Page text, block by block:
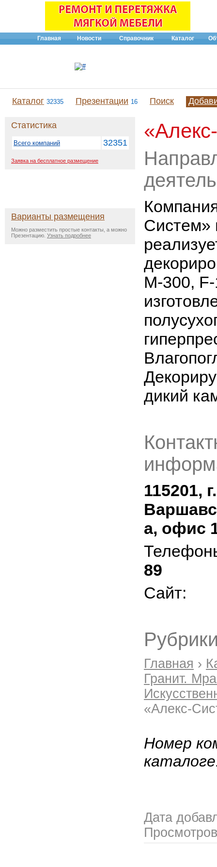
Главная Новости Справочник Каталог
Каталог 32335 Презентации 16 Поиск
Статистика
Всего компаний 32351
Заявка на бесплатное размещение
Варианты размещения
Можно разместить простые контакты, а можно
Презентацию. Узнать подробнее
Систем»
М-300,
дикий
115201,
а, офис
89
Сайт:
Главная ›
Гранит.
«Алекс-
Номер
Дата